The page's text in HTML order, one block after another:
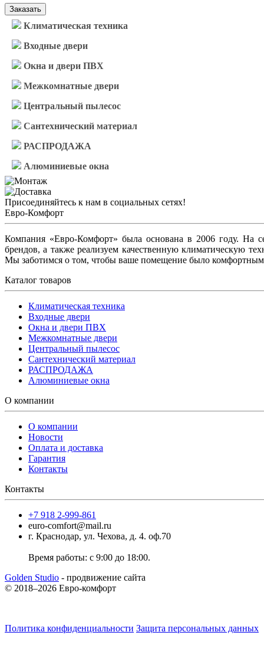
Заказать
Климатическая техника
Входные двери
Окна и двери ПВХ
Межкомнатные двери
Центральный пылесос
Сантехнический материал
РАСПРОДАЖА
Алюминиевые окна
Присоединяйтесь к нам в социальных сетях!
Евро-Комфорт
Компания «Евро-Комфорт» была основана в 2006 году. На
брендов, а также реализуем качественную климатическую
Мы заботимся о том, чтобы ваше помещение было
Каталог товаров
Климатическая техника
Входные двери
Окна и двери ПВХ
Межкомнатные двери
Центральный пылесос
Сантехнический материал
РАСПРОДАЖА
Алюминиевые окна
О компании
О компании
Новости
Оплата и доставка
Гарантия
Контакты
Контакты
+7 918 2-999-861
euro-comfort@mail.ru
г. Краснодар, ул. Чехова, д. 4. оф.70
Время работы: с 9:00 до 18:00.
Golden Studio - продвижение сайта
© 2018–2026 Евро-комфорт
Политика конфиденциальности Защита персональных данных